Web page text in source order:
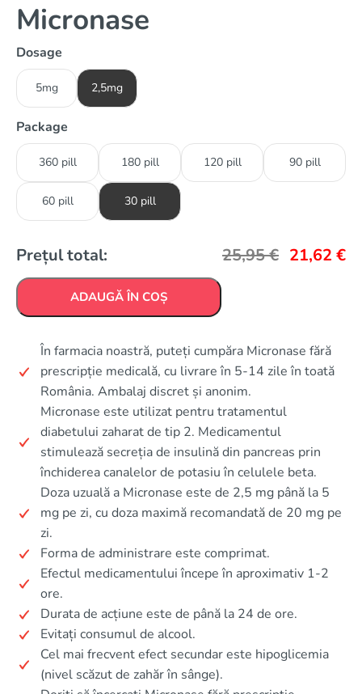
Micronase
Dosage
5mg 2,5mg
Package
360 pill 180 pill 120 pill 90 pill
60 pill 30 pill
Prețul total: 25,95€ 21,62 €
ADAUGĂ ÎN COȘ
În farmacia noastră, puteți cumpăra Micronase fără
prescripție medicală, cu livrare în 5-14 zile în toată
România. Ambalaj discret și anonim.
Micronase este utilizat pentru tratamentul
diabetului zaharat de tip 2. Medicamentul
stimulează secreția de insulină din pancreas prin
închiderea canalelor de potasiu în celulele beta.
Doza uzuală a Micronase este de 2,5 mg până la 5
mg pe zi, cu doza maximă recomandată de 20 mg pe
zi.
Forma de administrare este comprimat.
Efectul medicamentului începe în aproximativ 1-2
ore.
Durata de acțiune este de până la 24 de ore.
Evitați consumul de alcool.
Cel mai frecvent efect secundar este hipoglicemia
(nivel scăzut de zahăr în sânge).